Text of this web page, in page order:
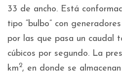
33 de ancho. Está
tipo “bulbo” con
por las que pasa un caudal
cúbicos por segundo. La
km2, en donde se